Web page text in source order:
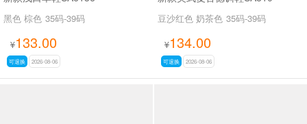
黑色 棕色 35码-39码
¥133.00
可退换 2026-08-06
豆沙红色 奶茶色 35码-39码
¥134.00
可退换 2026-08-06